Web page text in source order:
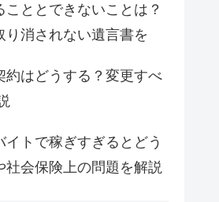
ととできないことは？
り消されない遺言書を
約はどうする？変更すべ
イトで稼ぎすぎるとどう
社会保険上の問題を解説